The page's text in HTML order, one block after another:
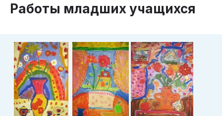
Работы младших учащихся